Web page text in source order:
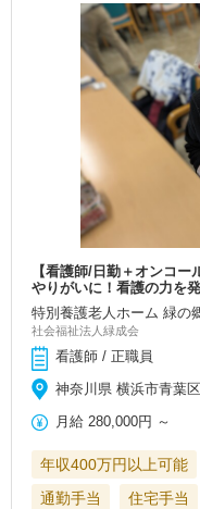
【看護師/日勤＋オンコ
やりがいに！看護の力を
特別養護老人ホーム 緑の
社会福祉法人緑成会
看護師 / 正職員
神奈川県 横浜市青葉
月給 280,000円 ～
年収400万円以上可能
通勤手当
住宅手当